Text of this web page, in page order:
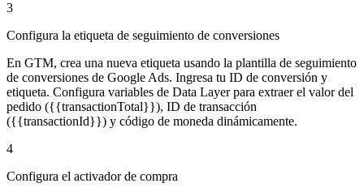
3
Configura la etiqueta de seguimiento de conversiones
En GTM, crea una nueva etiqueta usando la plantilla de seguimiento
de conversiones de Google Ads. Ingresa tu ID de conversión y
etiqueta. Configura variables de Data Layer para extraer el valor del
pedido ({{transactionTotal}}), ID de transacción
({{transactionId}}) y código de moneda dinámicamente.
4
Configura el activador de compra